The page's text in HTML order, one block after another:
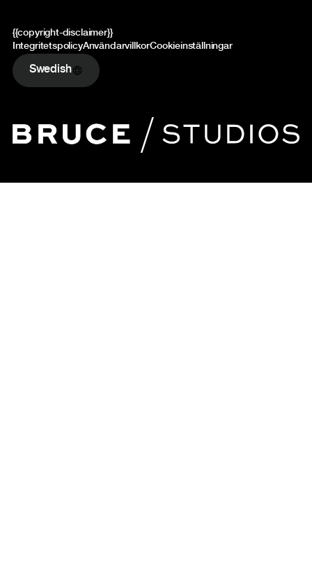
{{copyright-disclaimer}}
IntegritetspolicyAnvändarvillkorCookieinställningar
Swedish